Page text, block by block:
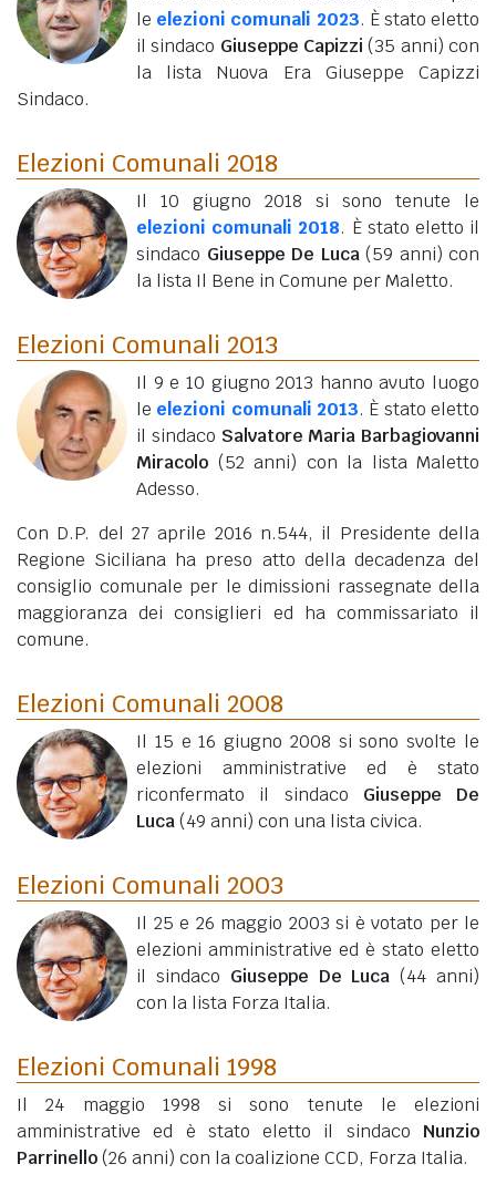
le elezioni comunali 2023. È stato eletto
il sindaco Giuseppe Capizzi (35 anni) con
la lista Nuova Era Giuseppe Capizzi
Sindaco.
Elezioni Comunali 2018
Il 10 giugno 2018 si sono tenute le
elezioni comunali 2018. È stato eletto il
sindaco Giuseppe De Luca (59 anni) con
la lista Il Bene in Comune per Maletto.
Elezioni Comunali 2013
Il 9 e 10 giugno 2013 hanno avuto luogo
le elezioni comunali 2013. È stato eletto
il sindaco Salvatore Maria Barbagiovanni
Miracolo (52 anni) con la lista Maletto
Adesso.
Con D.P. del 27 aprile 2016 n.544, il Presidente della
Regione Siciliana ha preso atto della decadenza del
consiglio comunale per le dimissioni rassegnate della
maggioranza dei consiglieri ed ha commissariato il
comune.
Elezioni Comunali 2008
Il 15 e 16 giugno 2008 si sono svolte le
elezioni amministrative ed è stato
riconfermato il sindaco Giuseppe De
Luca(49 anni) con una lista civica.
Elezioni Comunali 2003
Il 25 e 26 maggio 2003 si è votato per le
elezioni amministrative ed è stato eletto
il sindaco Giuseppe De Luca (44 anni)
con la lista Forza Italia.
Elezioni Comunali 1998
Il 24 maggio 1998 si sono tenute le elezioni
amministrative ed è stato eletto il sindaco Nunzio
Parrinello(26 anni) con la coalizione CCD, Forza Italia.